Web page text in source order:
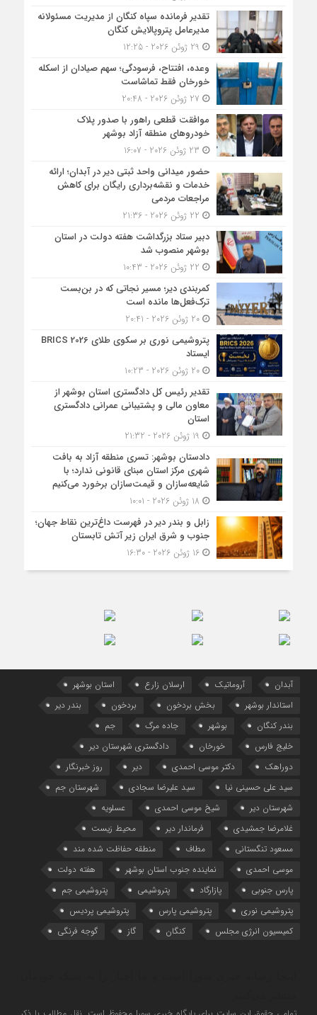
تقدیر فرمانده سپاه کنگان از مدیریت مسئولانه
مدیرعامل پتروپالایش کنگان
وعده، افتتاح، فرسودگی؛ سهم صیادان از اسکله
خورخان فقط تماشاست
موافقت قطعی راهور با صدور پلاک
خودروهای منطقه آزاد بوشهر
حضور میدانی واحد ثبتی دیر در آبدان؛ ارائه
خدمات و نقشه‌برداری رایگان برای کاهش
مراجعات مردمی
دبیر ستاد بزرگداشت هفته دولت در استان
بوشهر منصوب شد
کمربندی دیر؛ مسیر نجاتی که در بن‌بست
ترک‌فعل‌ها مانده است
20 ژوئن 2026 - 20:41
پتروشیمی نوری بر سکوی طلای BRICS 2026
ایستاد
20 ژوئن 2026 - 10:23
تقدیر رئیس کل دادگستری استان بوشهر از
معاون مالی و پشتیبانی عمرانی دادگستری
استان
دادستان بوشهر: تسری منطقه آزاد به بافت
شهری مرکز استان مبنای قانونی ندارد؛ با
شایعه‌سازان و قیمت‌سازان برخورد می‌کنیم
زابل و بندر دیر در فهرست داغ‌ترین نقاط جهان؛
جنوب و شرق ایران زیر آتش تابستان
16 ژوئن 2026 - 16:30
آبدان آروماتیک ارسلان زارع
استان بوشهر
استاندار بوشهر
بخش بردخون بردخون
بندر دیر
بندر کنگان
بوشهر جاده مرگ
جم
خلیج فارس
خورخان
دادگستری شهرستان دیر
دوراهک
دکتر موسی احمدی دیر
روز خبرنگار
سید علی حسینی نیا
سید علیرضا سجادی
شهرستان جم
شهرستان دیر
شیخ موسی احمدی
عسلویه
غلامرضا جمشیدی
فرماندار دیر
محیط زیست
مسعود تنگستانی
مطاف
منطقه حفاظت شده مند
موسی احمدی
نماینده جنوب استان بوشهر
هفته دولت
پارس جنوبی
پازارگاد پتروشیمی
پتروشیمی جم
پتروشیمی نوری
پتروشیمی پارس
پتروشیمی پردیس
کمیسیون انرژی مجلس
کنگان گاز گوجه فرنگی